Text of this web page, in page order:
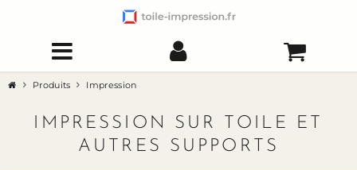
Produits Impression
IMPRESSION SUR TOILE ET
AUTRES SUPPORTS